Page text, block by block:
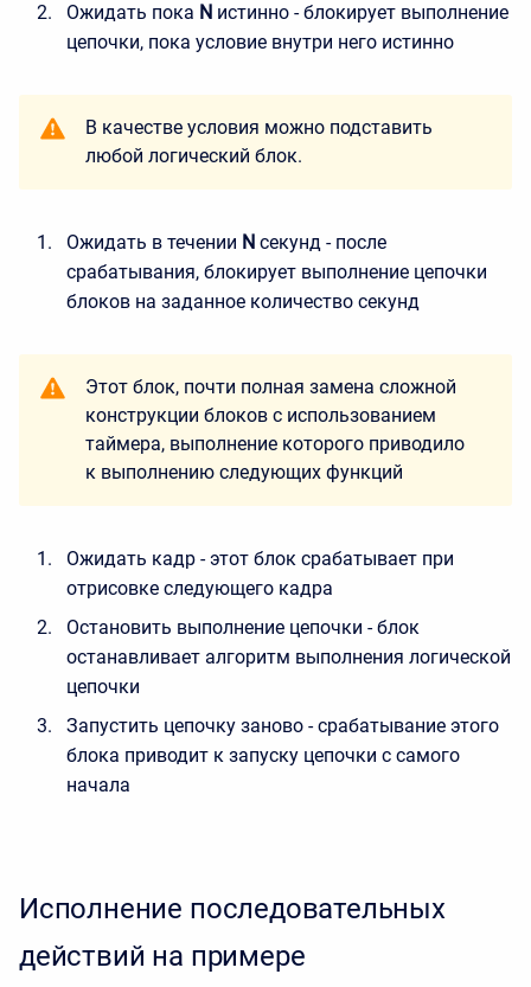
Ожидать пока N истинно - блокирует выполнение
цепочки, пока условие внутри него истинно
В качестве условия можно подставить
любой логический блок.
Ожидать в течении N секунд - после
срабатывания, блокирует выполнение цепочки
блоков на заданное количество секунд
Этот блок, почти полная замена сложной
конструкции блоков с использованием
таймера, выполнение которого приводило
к выполнению следующих функций
Ожидать кадр - этот блок срабатывает при
отрисовке следующего кадра
Остановить выполнение цепочки - блок
останавливает алгоритм выполнения логической
цепочки
Запустить цепочку заново - срабатывание этого
блока приводит к запуску цепочки с самого
начала
Исполнение последовательных
действий на примере